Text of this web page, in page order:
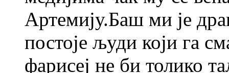
Артемију.Баш ми је
постоје људи који га
фарисеј не би толико